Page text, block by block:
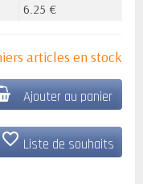
6.25 €
articles en stock
Ajouter au panier
favorite_border Liste de souhaits